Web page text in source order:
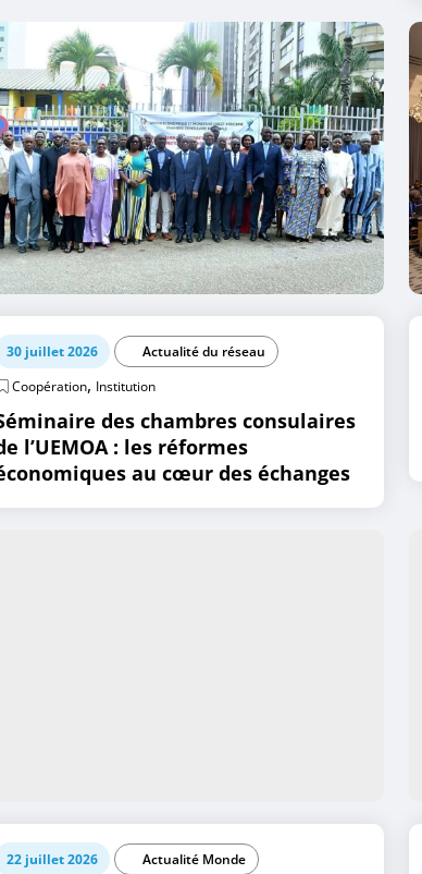
30 juillet 2026
Actualité du réseau
Coopération, Institution
des chambres consulaires
l’UEMOA : les réformes
au cœur des échanges
22 juillet 2026
Actualité Monde